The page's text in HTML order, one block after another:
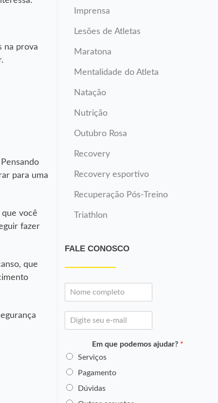
na prova
para uma
você
fazer
que
Imprensa
Lesões de Atletas
Maratona
Mentalidade do Atleta
Natação
Nutrição
Outubro Rosa
Recovery
Recovery esportivo
Recuperação Pós-Treino
Triathlon
FALE CONOSCO
*
Em que podemos ajudar? *
Serviços
Pagamento
Dúvidas